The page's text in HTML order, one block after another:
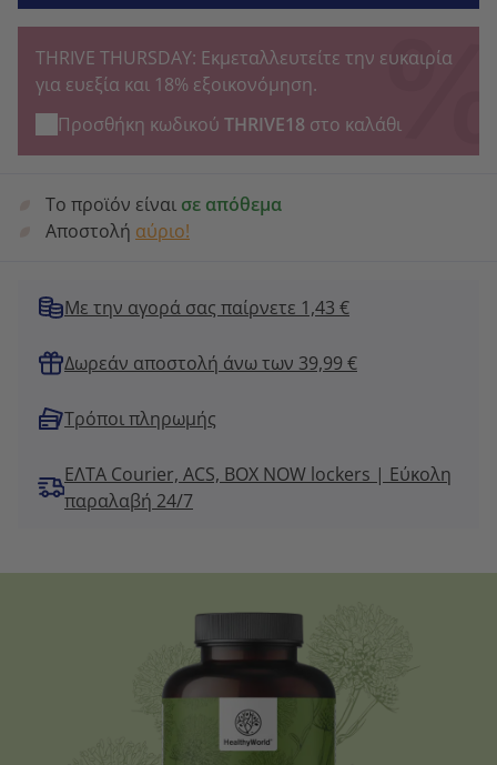
THRIVE THURSDAY: Εκμεταλλευτείτε την ευκαιρία
για ευεξία και 18% εξοικονόμηση.
Προσθήκη κωδικού THRIVE18 στο καλάθι
Το προϊόν είναι σε απόθεμα
Αποστολή αύριο!
Με την αγορά σας παίρνετε 1,43 €
Δωρεάν αποστολή άνω των 39,99 €
Τρόποι πληρωμής
ΕΛΤΑ Courier, ACS, BOX NOW lockers | Εύκολη
παραλαβή 24/7